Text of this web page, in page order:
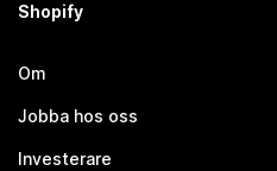
Shopify
Om
Jobba hos oss
Investerare